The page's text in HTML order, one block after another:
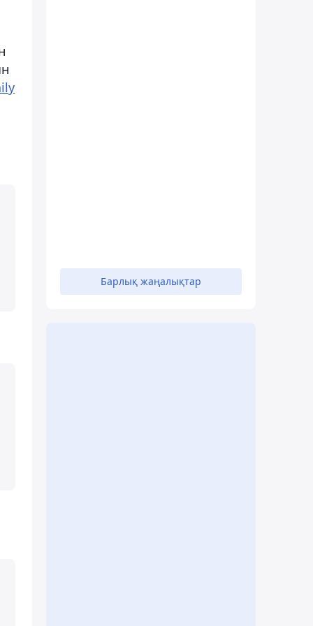
Барлық жаңалықтар